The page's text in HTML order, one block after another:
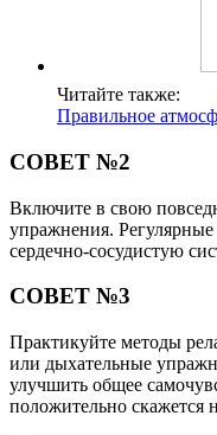
Читайте также:
Правильное
СОВЕТ №2
Включите в свою
упражнения.
сердечно-сосудистую
СОВЕТ №3
Практикуйте методы
или дыхательные
улучшить общее
положительно скажется